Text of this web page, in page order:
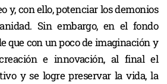
y, con ello, potenciar los demonios
Sin embargo, en el fondo
que con un poco de imaginación y
e innovación, al final el
y se logre preservar la vida, la